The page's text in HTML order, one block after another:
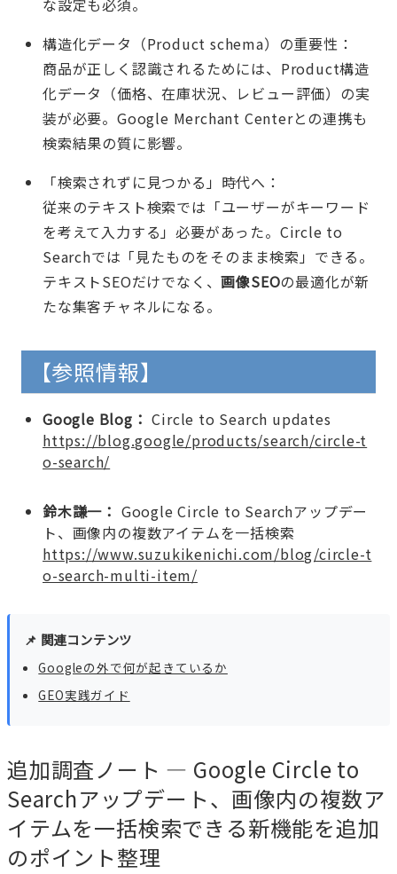
な設定も必須。
構造化データ（Product schema）の重要性：
商品が正しく認識されるためには、Product構造
化データ（価格、在庫状況、レビュー評価）の実
装が必要。Google Merchant Centerとの連携も
検索結果の質に影響。
「検索されずに見つかる」時代へ：
従来のテキスト検索では「ユーザーがキーワード
を考えて入力する」必要があった。Circle to
Searchでは「見たものをそのまま検索」できる。
テキストSEOだけでなく、画像SEOの最適化が新
たな集客チャネルになる。
【参照情報】
Google Blog： Circle to Search updates
https://blog.google/products/search/circle-t
o-search/
鈴木謙一： Google Circle to Searchアップデー
ト、画像内の複数アイテムを一括検索
https://www.suzukikenichi.com/blog/circle-t
o-search-multi-item/
📌 関連コンテンツ
Googleの外で何が起きているか
GEO実践ガイド
追加調査ノート — Google Circle to
Searchアップデート、画像内の複数ア
イテムを一括検索できる新機能を追加
のポイント整理